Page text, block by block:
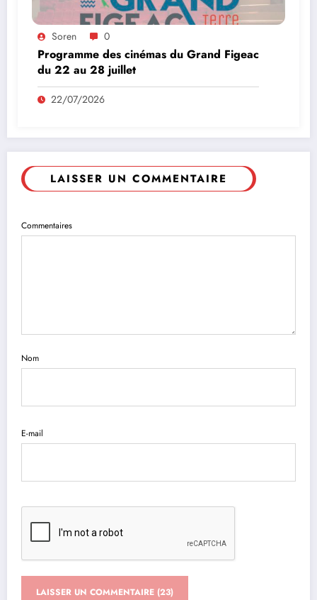
Soren 0
Programme des cinémas du Grand Figeac
du 22 au 28 juillet
22/07/2026
LAISSER UN COMMENTAIRE
Commentaires
Nom
E-mail